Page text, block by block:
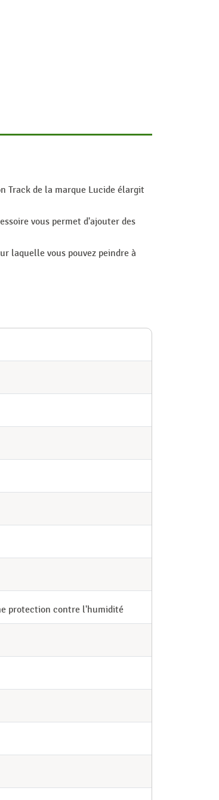
Track de la marque Lucide élargit
vous permet d'ajouter des
laquelle vous pouvez peindre à
protection contre l'humidité